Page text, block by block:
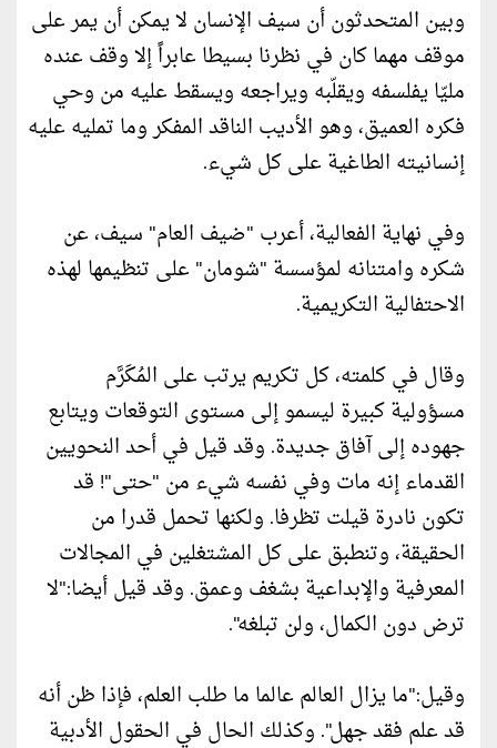
وبين المتحدثون أن سيف الإنسان لا يمكن أن يمر على
موقف مهما كان في نظرنا بسيطا عابراً إلا وقف عنده
مليّا يفلسفه ويقلّبه ويراجعه ويسقط عليه من وحي
فكره العميق، وهو الأديب الناقد المفكر وما تمليه عليه
إنسانيته الطاغية على كل شيء.
وفي نهاية الفعالية، أعرب "ضيف العام" سيف، عن
شكره وامتنانه لمؤسسة "شومان" على تنظيمها لهذه
الاحتفالية التكريمية.
وقال في كلمته، كل تكريم يرتب على المُكَرَّم
مسؤولية كبيرة ليسمو إلى مستوى التوقعات ويتابع
جهوده إلى آفاق جديدة. وقد قيل في أحد النحويين
القدماء إنه مات وفي نفسه شيء من "حتى"! قد
تكون نادرة قيلت تظرفا. ولكنها تحمل قدرا من
الحقيقة، وتنطبق على كل المشتغلين في المجالات
المعرفية والإبداعية بشغف وعمق. وقد قيل أيضا:"لا
ترض دون الكمال، ولن تبلغه".
وقيل:"ما يزال العالم عالما ما طلب العلم، فإذا ظن أنه
قد علم فقد جهل". وكذلك الحال في الحقول الأدبية